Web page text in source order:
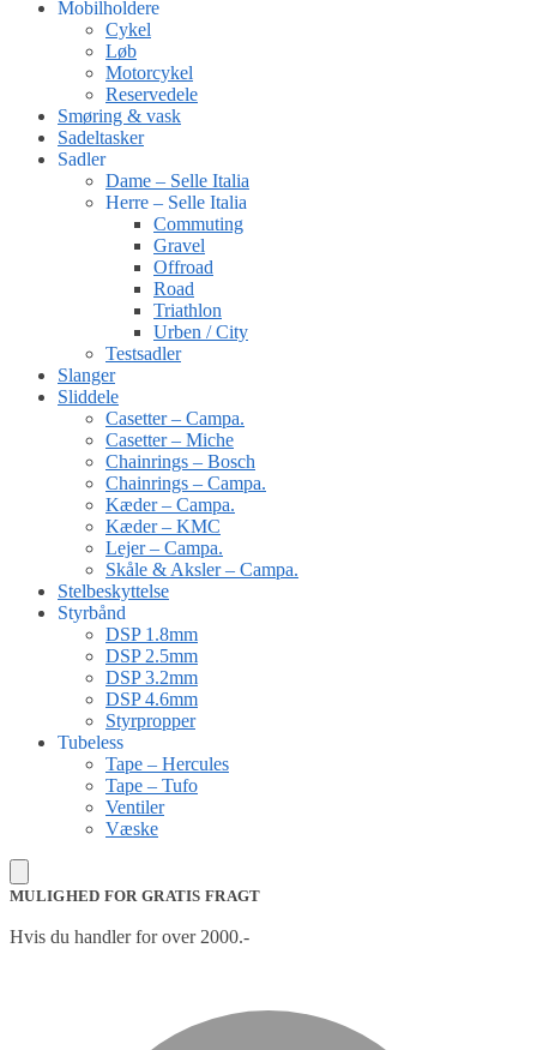
Mobilholdere
Cykel
Løb
Motorcykel
Reservedele
Smøring & vask
Sadeltasker
Sadler
Dame – Selle Italia
Herre – Selle Italia
Commuting
Gravel
Offroad
Road
Triathlon
Urben / City
Testsadler
Slanger
Sliddele
Casetter – Campa.
Casetter – Miche
Chainrings – Bosch
Chainrings – Campa.
Kæder – Campa.
Kæder – KMC
Lejer – Campa.
Skåle & Aksler – Campa.
Stelbeskyttelse
Styrbånd
DSP 1.8mm
DSP 2.5mm
DSP 3.2mm
DSP 4.6mm
Styrpropper
Tubeless
Tape – Hercules
Tape – Tufo
Ventiler
Væske
MULIGHED FOR GRATIS FRAGT
Hvis du handler for over 2000.-